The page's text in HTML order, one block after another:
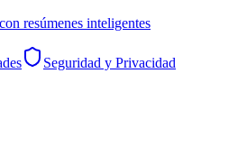
resúmenes inteligentes
Seguridad y Privacidad